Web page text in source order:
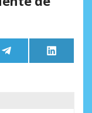
Compartir
en
Telegram
en
LinkedIn